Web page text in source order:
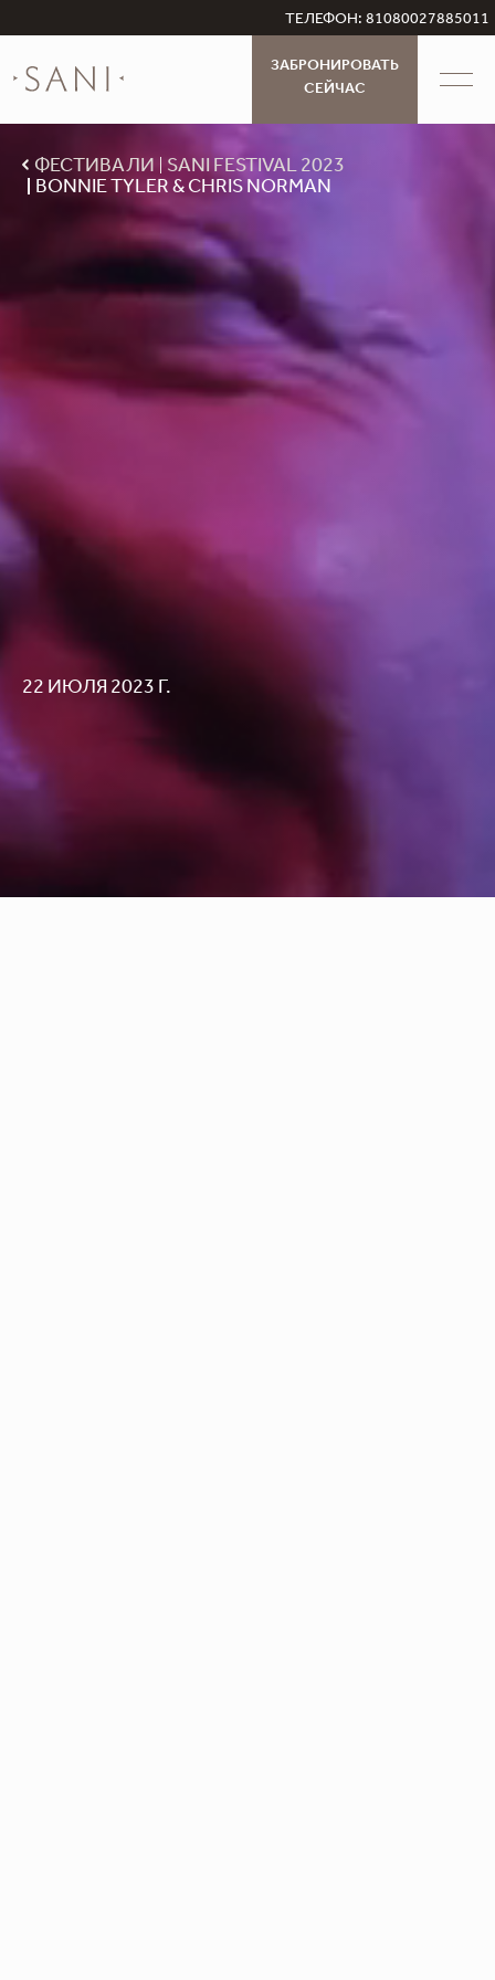
ТЕЛЕФОН: 81080027885011
ЗАБРОНИРОВАТЬ
СЕЙЧАС
22 ИЮЛЯ 2023 Г.
ФЕСТИВАЛИ
SANI FESTIVAL 2023
BONNIE TYLER & CHRIS NORMAN